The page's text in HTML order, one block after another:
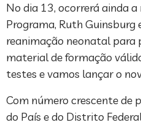
No dia 13, ocorrerá ainda
Programa, Ruth Guinsburg
reanimação neonatal para
material de formação
testes e vamos lançar o
Com número crescente de
do País e do Distrito